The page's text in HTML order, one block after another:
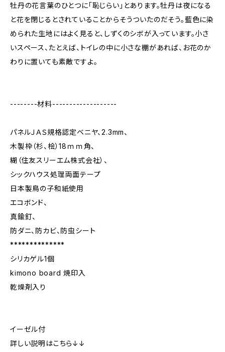
牡丹の花言葉のひとつに「恥じらい」とあります。牡丹は夜になる
と花を閉じるとされていることからそうついたのだそう。藍色に染
められた生地にはよく見ると、しずくのシボが入っています。小さ
いスペース、たとえば、トイレの中に小さな棚があれば、お花のか
わりに置いても素敵ですよ。
--------材料-------------------
パネルＪＡＳ規格認定ベニヤ、2.3mm、
木製枠（杉、桧）18ｍｍ角、
糊（住友スリーエム株式会社）、
シックハウス処理両面テープ
日本製鳥の子和紙使用
エコボンド、
真鍮釘、
防ダニ、防カビ、防虫シート
**************
シリカゲル1個
kimono board 焼印入
乾燥剤入り
イーゼル付
詳しい説明はこちら↓↓